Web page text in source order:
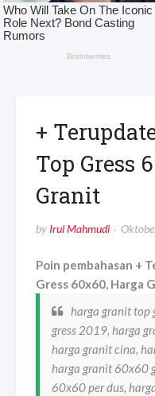
+
Top Gress
Granit
by Irul Mahmudi
Poin pembahasan +
Gress 60x60, Harga
harga granit top
gress 2019, harga
harga granit cina,
harga granit 60x60
60x60 per dus,